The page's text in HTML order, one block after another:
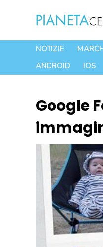
contenuto
NOTIZIE
ANDROID
IOS
Google